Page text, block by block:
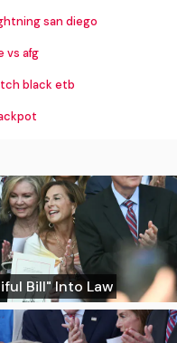
san diego
vs afg
black etb
Bill" Into Law